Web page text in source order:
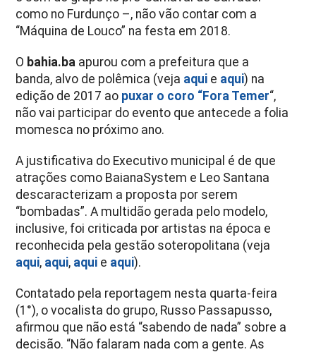
como no Furdunço –, não vão contar com a
“Máquina de Louco” na festa em 2018.
O bahia.ba apurou com a prefeitura que a
banda, alvo de polêmica (veja aqui e aqui) na
edição de 2017 ao puxar o coro “Fora Temer“,
não vai participar do evento que antecede a folia
momesca no próximo ano.
A justificativa do Executivo municipal é de que
atrações como BaianaSystem e Leo Santana
descaracterizam a proposta por serem
“bombadas”. A multidão gerada pelo modelo,
inclusive, foi criticada por artistas na época e
reconhecida pela gestão soteropolitana (veja
aqui, aqui, aqui e aqui).
Contatado pela reportagem nesta quarta-feira
(1°), o vocalista do grupo, Russo Passapusso,
afirmou que não está “sabendo de nada” sobre a
decisão. “Não falaram nada com a gente. As